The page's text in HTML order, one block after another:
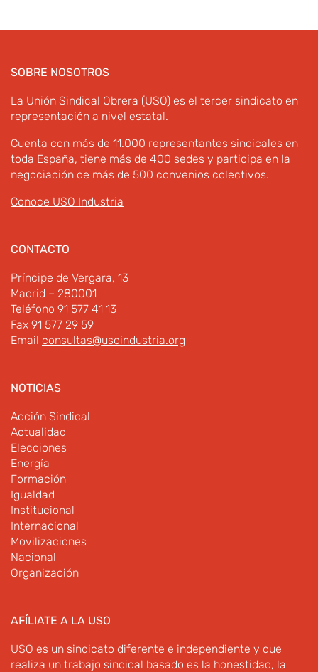
SOBRE NOSOTROS
La Unión Sindical Obrera (USO) es el tercer sindicato en
representación a nivel estatal.
Cuenta con más de 11.000 representantes sindicales en
toda España, tiene más de 400 sedes y participa en la
negociación de más de 500 convenios colectivos.
Conoce USO Industria
CONTACTO
Príncipe de Vergara, 13
Madrid – 280001
Teléfono 91 577 41 13
Fax 91 577 29 59
Email consultas@usoindustria.org
NOTICIAS
Acción Sindical
Actualidad
Elecciones
Energía
Formación
Igualdad
Institucional
Internacional
Movilizaciones
Nacional
Organización
AFÍLIATE A LA USO
USO es un sindicato diferente e independiente y que
realiza un trabajo sindical basado es la honestidad, la